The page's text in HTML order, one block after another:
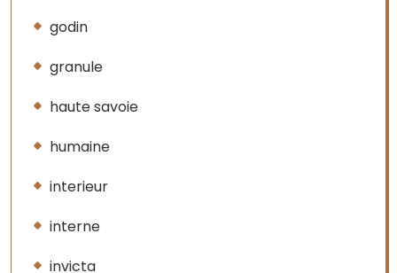
godin
granule
haute savoie
humaine
interieur
interne
invicta